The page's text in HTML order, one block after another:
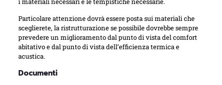
Particolare attenzione dovrà essere posta sui materiali che
sceglierete, la ristrutturazione se possibile dovrebbe sempre
prevedere un miglioramento dal punto di vista del comfort
abitativo e dal punto di vista dell’efficienza termica e
acustica.
Documenti